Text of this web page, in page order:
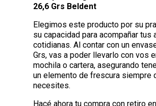
26,6 Grs Beldent
Elegimos este producto por su
su capacidad para acompañar tus
cotidianas. Al contar con un
Grs, vas a poder llevarlo con vos
mochila o cartera, asegurando
un elemento de frescura siempre
necesites.
Hacé ahora tu compra con retiro